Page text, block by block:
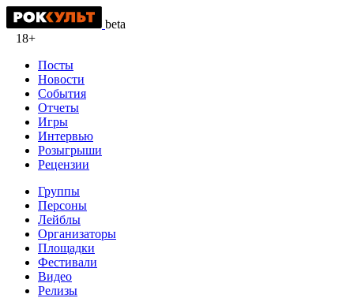
beta
18+
Посты
Новости
События
Отчеты
Игры
Интервью
Розыгрыши
Рецензии
Группы
Персоны
Лейблы
Организаторы
Площадки
Фестивали
Видео
Релизы